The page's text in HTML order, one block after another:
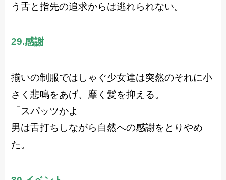
う舌と指先の追求からは逃れられない。
29.感謝
揃いの制服ではしゃぐ少女達は突然のそれに小
さく悲鳴をあげ、靡く髪を抑える。
「スパッツかよ」
男は舌打ちしながら自然への感謝をとりやめ
た。